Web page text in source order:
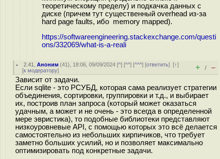
теоретическому пределу) и подкачка данных с
диске (причем тут существенный overhead из-за
hard page faults, ибо memory mapped).
https://softwareengineering.stackexchange.com/questi
ons/332069/what-is-a-reali
2.41 ,Аноним (41), 18:06, 09/09/2024 [^] [^^] [^^^] [ответить][↑]
[к модератору] + / –
Зависит от задачи.
Если sqlite - это РСУБД, которая сама реализует стратегии
объединения, сортировки, группировки и т.д., и выбирает
их, построив план запроса (который может оказаться
удачным, а может и не очень - это всегда в определенной
мере эвристика), то подобные библиотеки представляют
низкоуровневые API, с помощью которых это всё делается
самостоятельно из небольших кирпичиков, что требует
заметно больших усилий, но и позволяет максимально
оптимизировать под конкретные задачи.